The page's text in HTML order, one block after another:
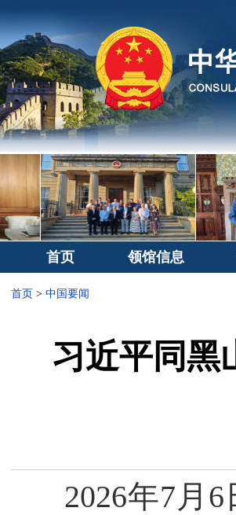
首页 领馆信息
首页 > 中国要闻
习近平同黑
2026年7月